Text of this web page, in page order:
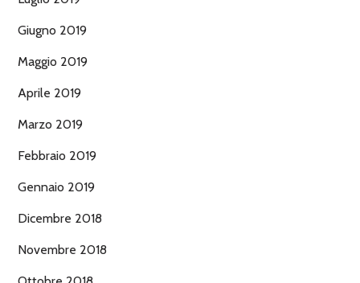
Giugno 2019
Maggio 2019
Aprile 2019
Marzo 2019
Febbraio 2019
Gennaio 2019
Dicembre 2018
Novembre 2018